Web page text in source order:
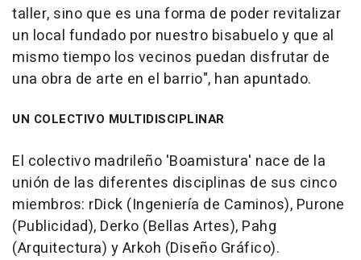
taller, sino que es una forma de poder revitalizar
un local fundado por nuestro bisabuelo y que al
mismo tiempo los vecinos puedan disfrutar de
una obra de arte en el barrio", han apuntado.
UN COLECTIVO MULTIDISCIPLINAR
El colectivo madrileño 'Boamistura' nace de la
unión de las diferentes disciplinas de sus cinco
miembros: rDick (Ingeniería de Caminos), Purone
(Publicidad), Derko (Bellas Artes), Pahg
(Arquitectura) y Arkoh (Diseño Gráfico).